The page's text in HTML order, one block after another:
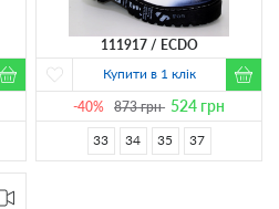
111917
ECDO
Купити в 1 клік
-40% 873грн 524 грн
33 34 35 37